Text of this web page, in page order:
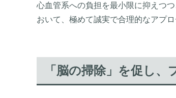
心血管系への負担を最小限に抑えつ
おいて、極めて誠実で合理的なアプロ
「脳の掃除」を促し